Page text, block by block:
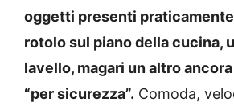
oggetti presenti
rotolo sul piano della cucina,
lavello, magari un altro
“per sicurezza”. Comoda,